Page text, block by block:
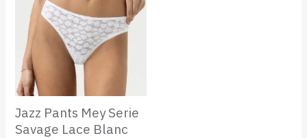
Jazz Pants Mey Serie
Savage Lace Blanc